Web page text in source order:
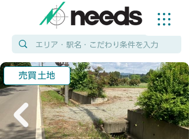
売買土地